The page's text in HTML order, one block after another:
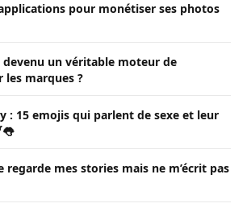
pour monétiser ses photos
un véritable moteur de
les marques ?
: 15 emojis qui parlent de sexe et leur
mes stories mais ne m’écrit pas